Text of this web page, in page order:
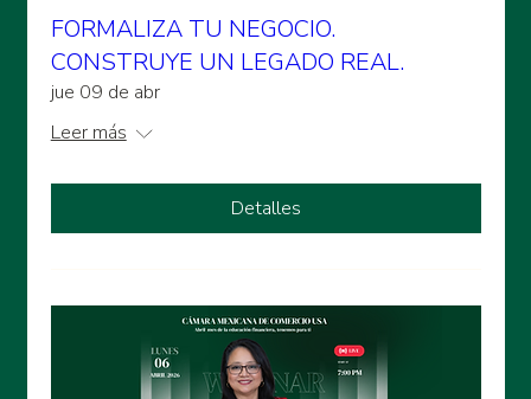
FORMALIZA TU NEGOCIO.
CONSTRUYE UN LEGADO REAL.
jue 09 de abr
Leer más
Detalles